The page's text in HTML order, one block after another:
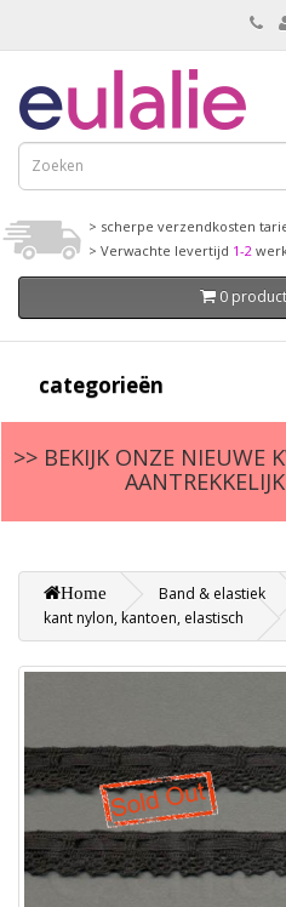
> scherpe verzendkosten
> Verwachte levertijd 1-2
0
categorieën
>> BEKIJK ONZE NIEUWE
Home
Band & elastiek
kant nylon, kantoen, elastisch